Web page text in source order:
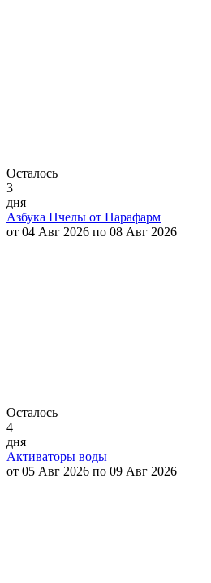
Осталось
3
дня
Азбука Пчелы от Парафарм
от 04 Авг 2026 по 08 Авг 2026
Осталось
4
дня
Активаторы воды
от 05 Авг 2026 по 09 Авг 2026